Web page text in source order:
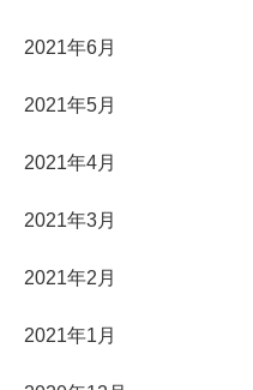
2021年6月
2021年5月
2021年4月
2021年3月
2021年2月
2021年1月